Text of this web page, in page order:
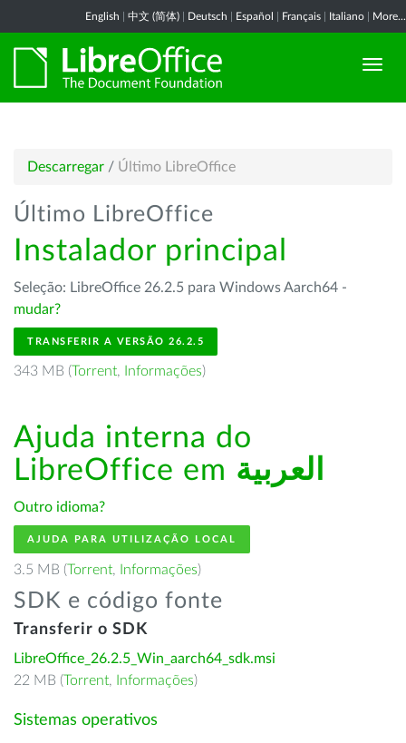
English 中文 (简体) Deutsch Español Français Italiano More...
Descarregar / Último LibreOffice
Último LibreOffice
Instalador principal
Seleção: LibreOffice 26.2.5 para Windows Aarch64 -
mudar?
TRANSFERIR A VERSÃO 26.2.5
343 MB (Torrent, Informações)
Ajuda interna do
LibreOffice em العربية
Outro idioma?
AJUDA PARA UTILIZAÇÃO LOCAL
3.5 MB (Torrent, Informações)
SDK e código fonte
Transferir o SDK
LibreOffice_26.2.5_Win_aarch64_sdk.msi
22 MB (Torrent, Informações)
Sistemas operativos